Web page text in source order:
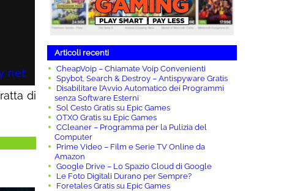
di
Articoli recenti
CheapVoip – Chiamate Voip Convenienti
Spybot, Search & Destroy – Antispyware Gratis
Disabilitare l’Avvio Automatico dei Programmi
senza Software Esterni
Sol Cesto Gratis su Epic Games
OTXO Gratis su Epic Games
CCleaner – Programma per la Pulizia del
Computer
Prime Video – Film e Serie TV Online da
Amazon
Google Drive – Lo Spazio Cloud di Google
Le Foto Digitali Durano per Sempre?
Foretales Gratis su Epic Games